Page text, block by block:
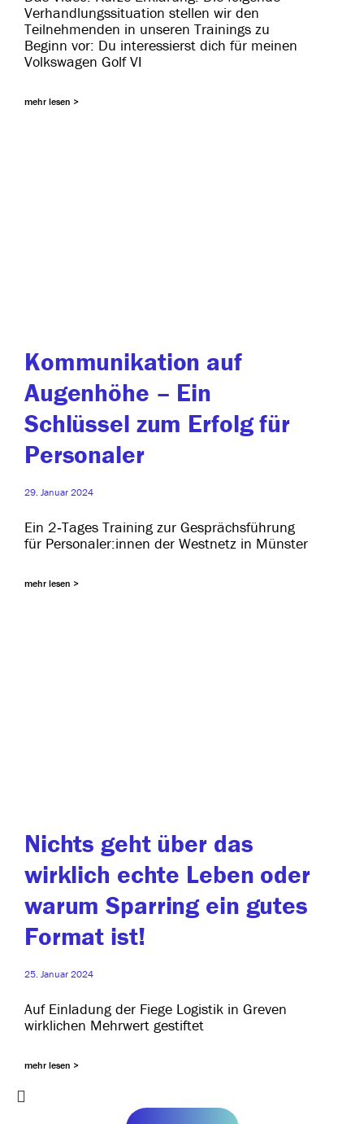
Verhandlungssituation stel­len wir den
Teilnehmenden in unse­ren Trainings zu
Beginn vor: Du inter­es­sierst dich für mei­nen
Volkswagen Golf VI
mehr lesen >
Kommunikation auf
Augenhöhe – Ein
Schlüssel zum Erfolg für
Personaler
29. Januar 2024
Ein 2‑Tages Training zur Gesprächsführung
für Personaler:innen der Westnetz in Münster
mehr lesen >
Nichts geht über das
wirklich echte Leben oder
warum Sparring ein gutes
Format ist!
25. Januar 2024
Auf Einladung der Fiege Logistik in Greven
wirk­li­chen Mehrwert gestiftet
mehr lesen >